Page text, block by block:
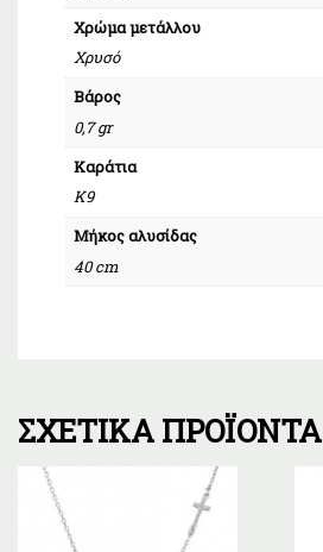
Χρώμα μετάλλου
Χρυσό
Βάρος
0,7 gr
Καράτια
Κ9
Μήκος αλυσίδας
40 cm
ΣΧΕΤΙΚΆ ΠΡΟΪΌΝΤΑ